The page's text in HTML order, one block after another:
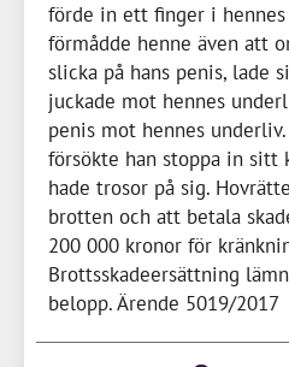
förde in ett finger i hennes
förmådde henne även att
slicka på hans penis, lade
juckade mot hennes
penis mot hennes
försökte han stoppa in sitt
hade trosor på sig.
brotten och att betala
200 000 kronor för
Brottsskadeersättning
belopp. Ärende 5019/2017